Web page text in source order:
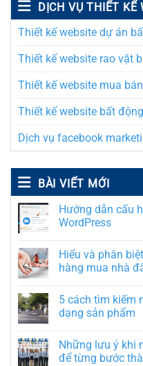
DỊCH VỤ THIẾT KẾ
Thiết kế website dự án
Thiết kế website rao vặt
Thiết kế website mua
Thiết kế website bất
Dịch vụ facebook
BÀI VIẾT MỚI
Hướng dẫn cấu
WordPress
Hiểu và phân
hàng mua nhà
5 cách tìm kiếm
dạng sản phẩm
Những lưu ý khi
để từng bước